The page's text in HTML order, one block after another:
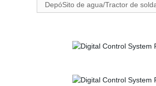
DepóSito de agua/Tractor de